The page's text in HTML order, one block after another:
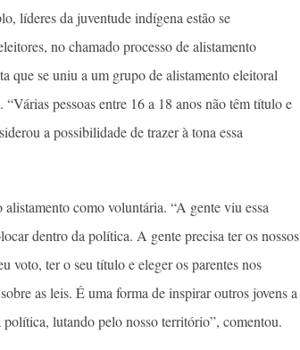
líderes da juventude indígena estão se
no chamado processo de alistamento
que se uniu a um grupo de alistamento eleitoral
pessoas entre 16 a 18 anos não têm título e
a possibilidade de trazer à tona essa
como voluntária. “A gente viu essa
dentro da política. A gente precisa ter os nossos
voto, ter o seu título e eleger os parentes nos
as leis. É uma forma de inspirar outros jovens a
lutando pelo nosso território”, comentou.